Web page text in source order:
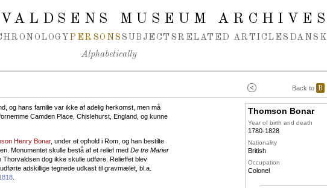
MUSEUM ARCHIVES
PERSONS SUBJECTS RELATED ARTICLES DANSK
Alphabetically
Back to B
og hans familie var ikke af adelig herkomst, men må
Camden Place, Chislehurst, England, og kunne
Henry Bonar, under et ophold i Rom, og han bestilte
Monumentet skulle bestå af et relief med De tre Marier
Thorvaldsen dog ikke skulle udføre. Relieffet blev
adskillige tegnede udkast til gravmælet, bl.a.
Thomson Bonar
Year of birth and death
1780-1828
Nationality
British
Occupation
Colonel